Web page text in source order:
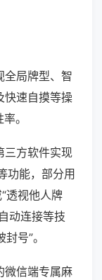
全局牌型、智
快速自摸等操
。
三方软件实现
功能，部分用
透视他人牌
动连接等技
号”。
微信端专属麻